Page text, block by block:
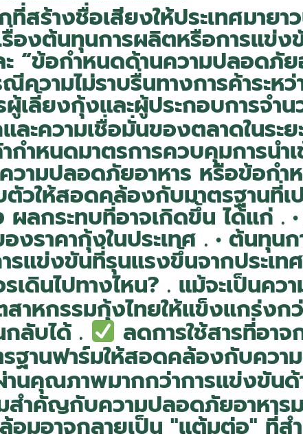
ร้างชื่อเสียงให้ประเทศมายา
องต้นทุนการผลิตหรือการแข่ง
“ข้อกำหนดด้านความปลอดภัย
วามไม่ราบรื่นทางการค้าระหว่
เลี้ยงกุ้งและผู้ประกอบการจำน
ะความเชื่อมั่นของตลาดในระย
ำหนดมาตรการควบคุมการนำ
วามปลอดภัยอาหาร หรือข้อก
วให้สอดคล้องกับมาตรฐานที่
ลกระทบที่อาจเกิดขึ้น ได้แก่ .
ราคากุ้งในประเทศ . • ต้นทุน
รแข่งขันที่รุนแรงขึ้นจากประเ
ดินไปทางไหน? . แม้จะเป็นคว
าหกรรมกุ้งไทยให้แข็งแกร่งก
ลับได้ . ลดการใช้สารที่อา
ฐานฟาร์มให้สอดคล้องกับควา
านคุณภาพมากกว่าการแข่งขันด้
สำคัญกับความปลอดภัยอาหา
อมอาจกลายเป็น "แต้มต่อ" ที่